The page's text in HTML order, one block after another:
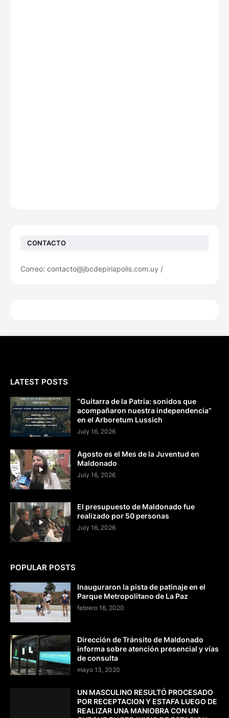
CONTACTO
Correo: contacto@jbcdepiriapolis.com.uy /
LATEST POSTS
“Guitarra de la Patria: sonidos que
acompañaron nuestra independencia”
en el Arboretum Lussich
July 16, 2026
Agosto es el Mes de la Juventud en
Maldonado
July 16, 2026
El presupuesto de Maldonado fue
realizado por 50 personas
July 16, 2026
POPULAR POSTS
Inauguraron la pista de patinaje en el
Parque Metropolitano de La Paz
febrero 16, 2020
Dirección de Tránsito de Maldonado
informa sobre atención presencial y vías
de consulta
mayo 13, 2020
UN MASCULINO RESULTÓ PROCESADO
POR RECEPTACION Y ESTAFA LUEGO DE
REALIZAR UNA MANIOBRA CON UN